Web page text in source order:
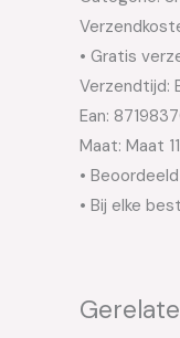
• Gratis
Verzendtijd:
Ean:
Maat: Maat
•
• Bij elke